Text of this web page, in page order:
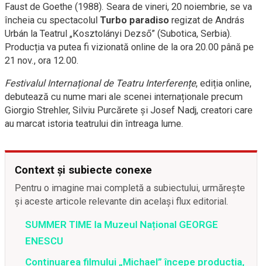
Faust de Goethe (1988). Seara de vineri, 20 noiembrie, se va
încheia cu spectacolul Turbo paradiso regizat de András
Urbán la Teatrul „Kosztolányi Dezső” (Subotica, Serbia).
Producția va putea fi vizionată online de la ora 20.00 până pe
21 nov., ora 12.00.
Festivalul Internațional de Teatru Interferențe, ediția online,
debutează cu nume mari ale scenei internaționale precum
Giorgio Strehler, Silviu Purcărete și Josef Nadj, creatori care
au marcat istoria teatrului din întreaga lume.
Context și subiecte conexe
Pentru o imagine mai completă a subiectului, urmărește
și aceste articole relevante din același flux editorial.
SUMMER TIME la Muzeul Național GEORGE
ENESCU
Continuarea filmului „Michael” începe producția,